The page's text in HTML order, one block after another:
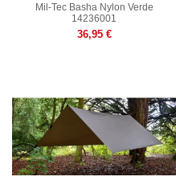
Mil-Tec Basha Nylon Verde
14236001
36,95 €